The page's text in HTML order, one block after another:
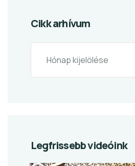
Cikk arhívum
Legfrissebb videóink